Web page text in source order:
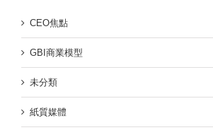
CEO焦點
GBI商業模型
未分類
紙質媒體